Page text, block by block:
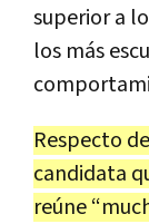
superiora
los más
Respecto de
candidata
reúne“